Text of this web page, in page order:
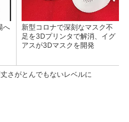
へ
新型コロナで深刻なマスク不
足を3Dプリンタで解消、イグ
アスが3Dマスクを開発
さがとんでもないレベルに